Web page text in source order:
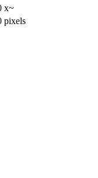
x~
pixels